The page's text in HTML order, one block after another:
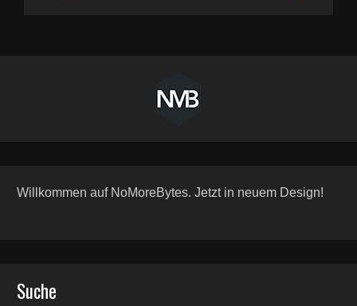
Willkommen auf NoMoreBytes. Jetzt in neuem Design!
Suche